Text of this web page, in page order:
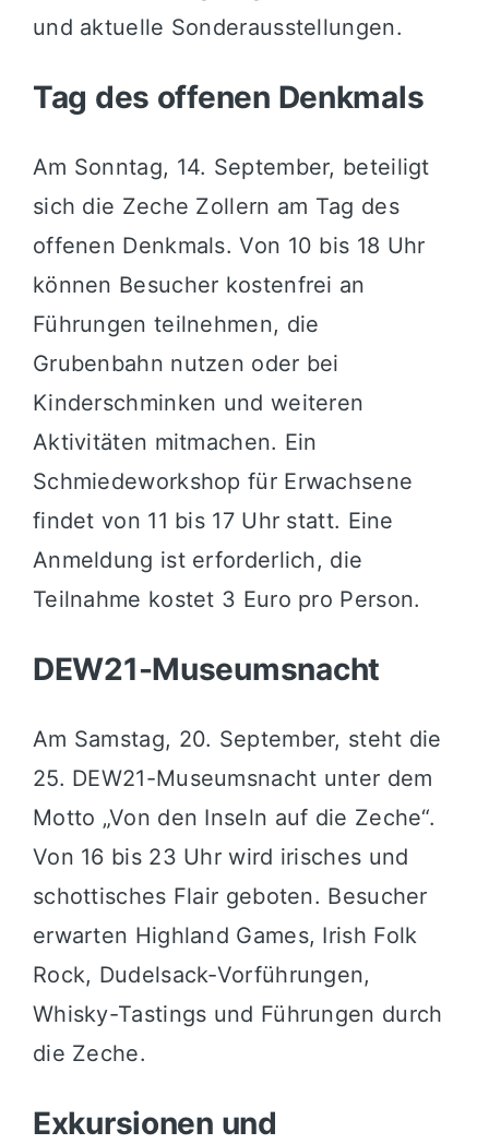
und aktuelle Sonderausstellungen.
Tag des offenen Denkmals
Am Sonntag, 14. September, beteiligt
sich die Zeche Zollern am Tag des
offenen Denkmals. Von 10 bis 18 Uhr
können Besucher kostenfrei an
Führungen teilnehmen, die
Grubenbahn nutzen oder bei
Kinderschminken und weiteren
Aktivitäten mitmachen. Ein
Schmiedeworkshop für Erwachsene
findet von 11 bis 17 Uhr statt. Eine
Anmeldung ist erforderlich, die
Teilnahme kostet 3 Euro pro Person.
DEW21-Museumsnacht
Am Samstag, 20. September, steht die
25. DEW21-Museumsnacht unter dem
Motto „Von den Inseln auf die Zeche“.
Von 16 bis 23 Uhr wird irisches und
schottisches Flair geboten. Besucher
erwarten Highland Games, Irish Folk
Rock, Dudelsack-Vorführungen,
Whisky-Tastings und Führungen durch
die Zeche.
Exkursionen und